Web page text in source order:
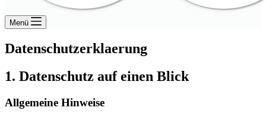
Menü
Datenschutzerklaerung
1. Datenschutz auf einen Blick
Allgemeine Hinweise